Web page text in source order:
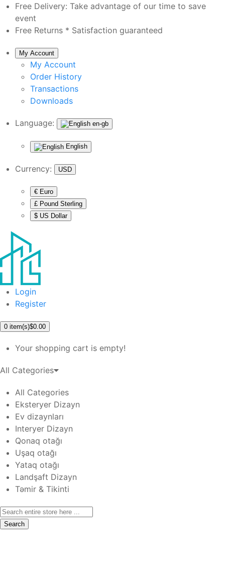
Free Delivery: Take advantage of our time to save
event
Free Returns * Satisfaction guaranteed
My Account
My Account
Order History
Transactions
Downloads
Language: en-gb
English
Currency: USD
€ Euro
£ Pound Sterling
$ US Dollar
Login
Register
0 item(s)$0.00
Your shopping cart is empty!
All Categories
All Categories
Eksteryer Dizayn
Ev dizaynları
Interyer Dizayn
Qonaq otağı
Uşaq otağı
Yataq otağı
Landşaft Dizayn
Təmir & Tikinti
Search